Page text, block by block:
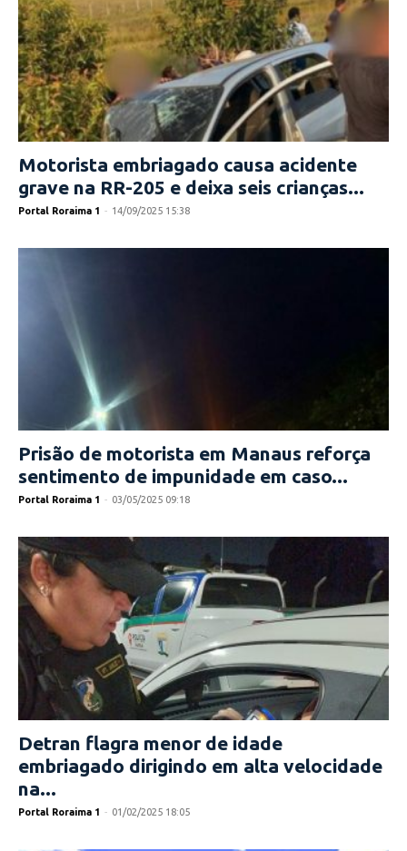
Motorista embriagado causa acidente
grave na RR-205 e deixa seis crianças...
Portal Roraima 1 - 14/09/2025 15:38
Prisão de motorista em Manaus reforça
sentimento de impunidade em caso...
Portal Roraima 1 - 03/05/2025 09:18
Detran flagra menor de idade
embriagado dirigindo em alta velocidade
na...
Portal Roraima 1 - 01/02/2025 18:05